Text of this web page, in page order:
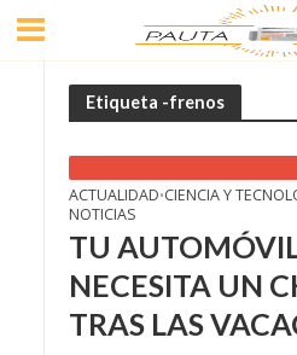
Etiqueta -frenos
ACTUALIDAD•CIENCIA Y
NOTICIAS
TU
NECESITA UN
TRAS LAS